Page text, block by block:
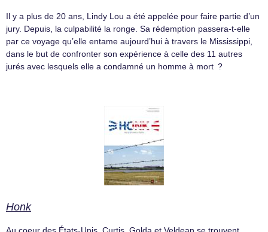
Il y a plus de 20 ans, Lindy Lou a été appelée pour faire partie d’un
jury. Depuis, la culpabilité la ronge. Sa rédemption passera-t-elle
par ce voyage qu’elle entame aujourd’hui à travers le Mississippi,
dans le but de confronter son expérience à celle des 11 autres
jurés avec lesquels elle a condamné un homme à mort ?
Honk
Au coeur des États-Unis, Curtis, Golda et Veldean se trouvent